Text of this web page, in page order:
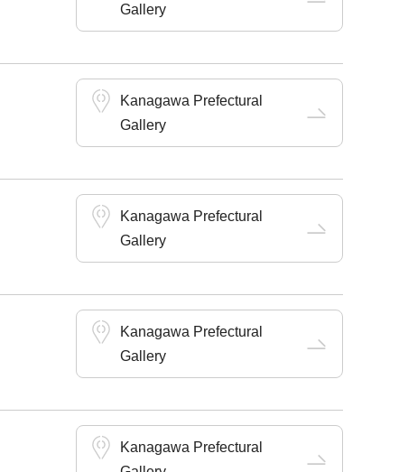
Gallery
Kanagawa Prefectural
Gallery
Kanagawa Prefectural
Gallery
Kanagawa Prefectural
Gallery
Kanagawa Prefectural